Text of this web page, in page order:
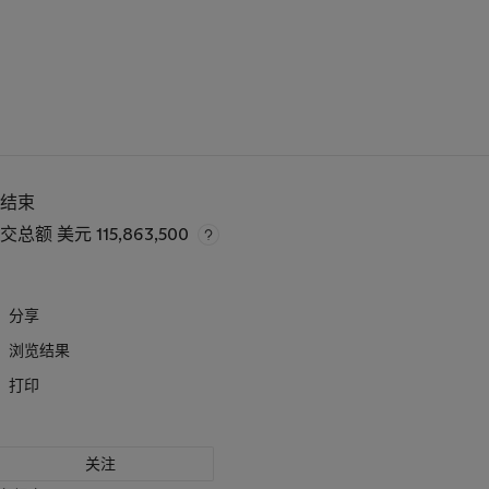
束
总额 美元 115,863,500
分享
浏览结果
打印
关注